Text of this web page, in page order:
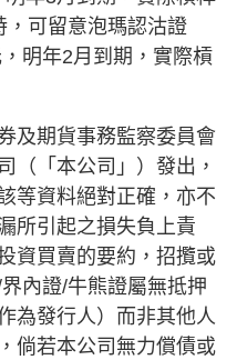
，可留意泡瑪認沽證
明年2月到期，實際槓
及期貨事務監察委員會
（「本公司」）發出，
等資料絕對正確，亦不
所引起之損失負上責
資買賣的要約，招攬或
內證/牛熊證屬無抵押
為發行人）而非其他人
倘若本公司無力償債或